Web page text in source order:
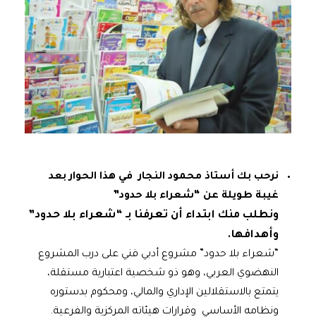
نرحب بك أستاذ محمود النجار في هذا الحوار بعد
غيبة طويلة عن “شعراء بلا حدود”
ونطلب منك ابتداء أن تعرفنا بـ “شعراء بلا حدود”
وأهدافها.
“شعراء بلا حدود” مشروع أدبي فني على درب المشروع
النهضوي العربي، وهو ذو شخصية اعتبارية مستقلة،
يتمتع بالاستقلالين الإداري والمالي، ومحكوم بدستوره
ونظامه الأساسي وقرارات هيئاته المركزية والفرعية.